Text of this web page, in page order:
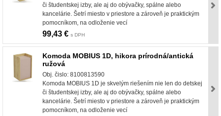
či študentskej izby, ale aj do obývačky, spálne alebo
kancelárie. Šetrí miesto v priestore a zároveň je praktickým
pomocníkom, na odloženie vecí
99,43 € s DPH
Komoda MOBIUS 1D, hikora prírodná/antická
ružová
Obj. čislo: 8100813590
Komoda MOBIUS 1D je skvelým riešením nie len do detskej
či študentskej izby, ale aj do obývačky, spálne alebo
kancelárie. Šetrí miesto v priestore a zároveň je praktickým
pomocníkom, na odloženie vecí